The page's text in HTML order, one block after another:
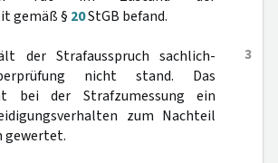
gemäß § 20StGB befand.
3
der Strafausspruch sachlich-
nicht stand. Das
bei der Strafzumessung ein
zum Nachteil
gewertet.